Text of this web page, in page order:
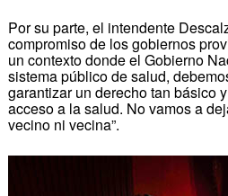
Por su parte, el intendente
compromiso de los gobiernos
un contexto donde el Gobierno
sistema público de salud,
garantizar un derecho tan básico
acceso a la salud. No vamos a
vecino ni vecina”.